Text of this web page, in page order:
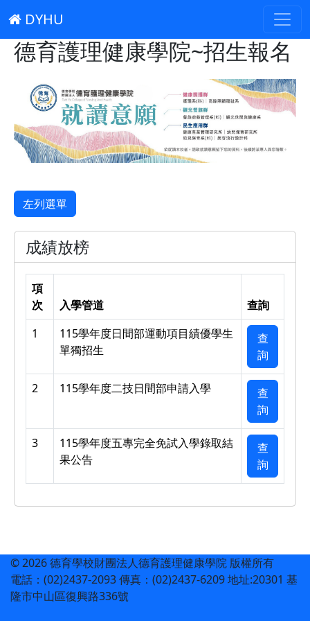
DYHU
德育護理健康學院~招生報名
左列選單
成績放榜
項
次
入學管道
查詢
1
115學年度日間部運動項目績優學生
單獨招生
查
詢
2 115學年度二技日間部申請入學
查
詢
3
115學年度五專完全免試入學錄取結
果公告
查
詢
© 2026 德育學校財團法人德育護理健康學院 版權所有
電話：(02)2437-2093 傳真：(02)2437-6209 地址:20301 基
隆市中山區復興路336號